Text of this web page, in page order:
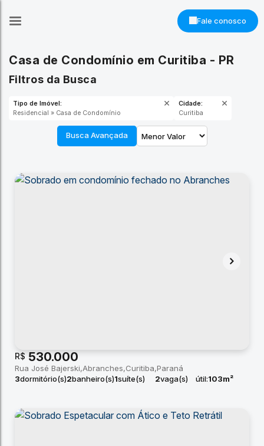
Fale conosco
Casa de Condomínio em Curitiba - PR
Tipo de Imóvel:
Residencial » Casa de Condomínio
Cidade:
Curitiba
Busca Avançada
R$ 530.000
Rua José Bajerski Abranches Curitiba Paraná
3dormitório(s)2banheiro(s)1suíte(s) 2vaga(s) útil:103m²